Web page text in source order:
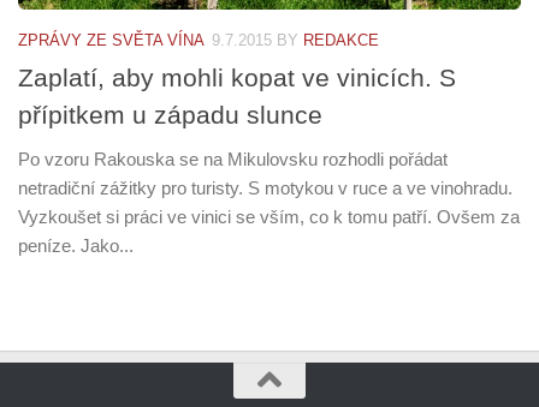
ZPRÁVY ZE SVĚTA VÍNA 9.7.2015 BY REDAKCE
Zaplatí, aby mohli kopat ve vinicích. S
přípitkem u západu slunce
Po vzoru Rakouska se na Mikulovsku rozhodli pořádat
netradiční zážitky pro turisty. S motykou v ruce a ve vinohradu.
Vyzkoušet si práci ve vinici se vším, co k tomu patří. Ovšem za
peníze. Jako...